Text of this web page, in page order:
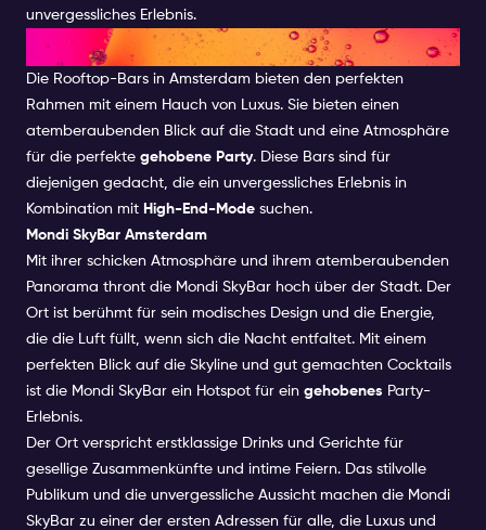
unvergessliches Erlebnis.
Luxuriöse Rooftop-Bars
Die Rooftop-Bars in Amsterdam bieten den perfekten
Rahmen mit einem Hauch von Luxus. Sie bieten einen
atemberaubenden Blick auf die Stadt und eine Atmosphäre
für die perfekte gehobene Party. Diese Bars sind für
diejenigen gedacht, die ein unvergessliches Erlebnis in
Kombination mit High-End-Mode suchen.
Mondi SkyBar Amsterdam
Mit ihrer schicken Atmosphäre und ihrem atemberaubenden
Panorama thront die Mondi SkyBar hoch über der Stadt. Der
Ort ist berühmt für sein modisches Design und die Energie,
die die Luft füllt, wenn sich die Nacht entfaltet. Mit einem
perfekten Blick auf die Skyline und gut gemachten Cocktails
ist die Mondi SkyBar ein Hotspot für ein gehobenes Party-
Erlebnis.
Der Ort verspricht erstklassige Drinks und Gerichte für
gesellige Zusammenkünfte und intime Feiern. Das stilvolle
Publikum und die unvergessliche Aussicht machen die Mondi
SkyBar zu einer der ersten Adressen für alle, die Luxus und